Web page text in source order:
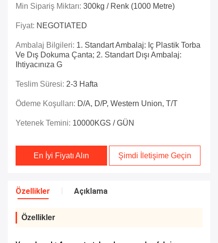
Min Sipariş Miktarı: 300kg / Renk (1000 Metre)
Fiyat: NEGOTIATED
Ambalaj Bilgileri: 1. Standart Ambalaj: Iç Plastik Torba
Ve Dış Dokuma Çanta; 2. Standart Dışı Ambalaj:
Ihtiyacınıza G
Teslim Süresi: 2-3 Hafta
Ödeme Koşulları: D/A, D/P, Western Union, T/T
Yetenek Temini: 10000KGS / GÜN
En İyi Fiyatı Alın Şimdi İletişime Geçin
Özellikler Açıklama
Özellikler